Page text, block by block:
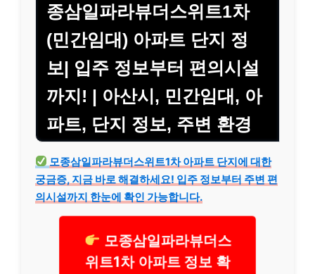
종삼일파라뷰더스위트1차
(민간임대) 아파트 단지 정
보| 입주 정보부터 편의시설
까지! | 아산시, 민간임대, 아
파트, 단지 정보, 주변 환경
모종삼일파라뷰더스위트1차 아파트 단지에 대한
궁금증, 지금 바로 해결하세요! 입주 정보부터 주변 편
의시설까지 한눈에 확인 가능합니다.
모종삼일파라뷰더스
위트1차 아파트 정보 확